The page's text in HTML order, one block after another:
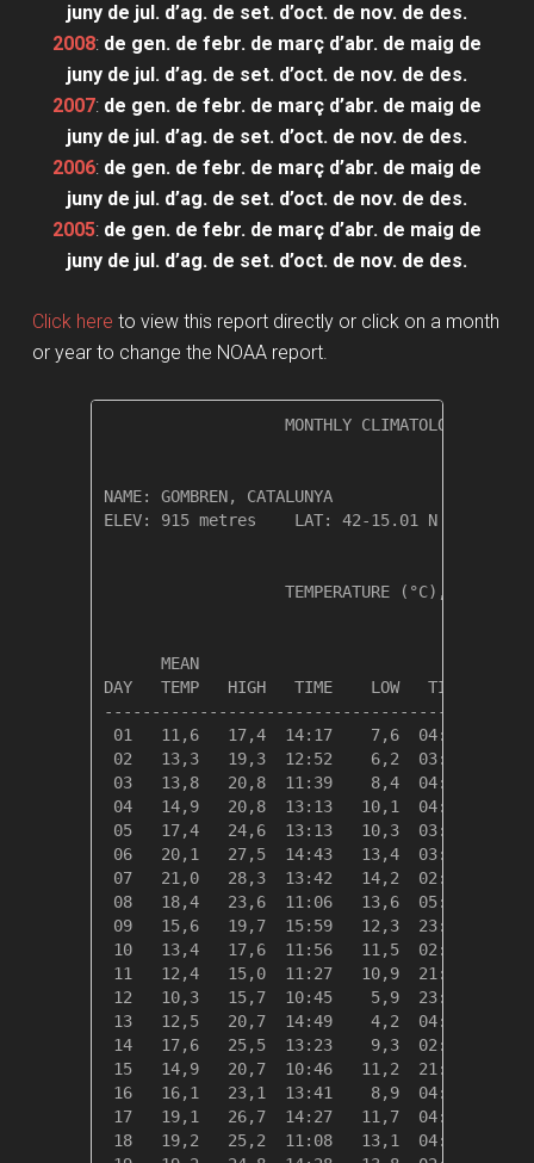
juny de jul. d’ag. de set. d’oct. de nov. de des.
2008: de gen. de febr. de març d’abr. de maig de
juny de jul. d’ag. de set. d’oct. de nov. de des.
2007: de gen. de febr. de març d’abr. de maig de
juny de jul. d’ag. de set. d’oct. de nov. de des.
2006: de gen. de febr. de març d’abr. de maig de
juny de jul. d’ag. de set. d’oct. de nov. de des.
2005: de gen. de febr. de març d’abr. de maig de
juny de jul. d’ag. de set. d’oct. de nov. de des.
Click here to view this report directly or click on a month
or year to change the NOAA report.
MONTHLY CLIMATOLOGICAL
NAME: GOMBREN, CATALUNYA
ELEV: 915 metres    LAT: 42-15.01 N    LONG:
TEMPERATURE (°C), RAIN
MEAN
DAY   TEMP   HIGH   TIME    LOW   TIME
01   11,6   17,4  14:17    7,6  04:06
02   13,3   19,3  12:52    6,2  03:30
03   13,8   20,8  11:39    8,4  04:34
04   14,9   20,8  13:13   10,1  04:32
05   17,4   24,6  13:13   10,3  03:40
06   20,1   27,5  14:43   13,4  03:47
07   21,0   28,3  13:42   14,2  02:17
08   18,4   23,6  11:06   13,6  05:56
09   15,6   19,7  15:59   12,3  23:44
10   13,4   17,6  11:56   11,5  02:53
11   12,4   15,0  11:27   10,9  21:39
12   10,3   15,7  10:45    5,9  23:55
13   12,5   20,7  14:49    4,2  04:55
14   17,6   25,5  13:23    9,3  02:49
15   14,9   20,7  10:46   11,2  21:08
16   16,1   23,1  13:41    8,9  04:22
17   19,1   26,7  14:27   11,7  04:04
18   19,2   25,2  11:08   13,1  04:38